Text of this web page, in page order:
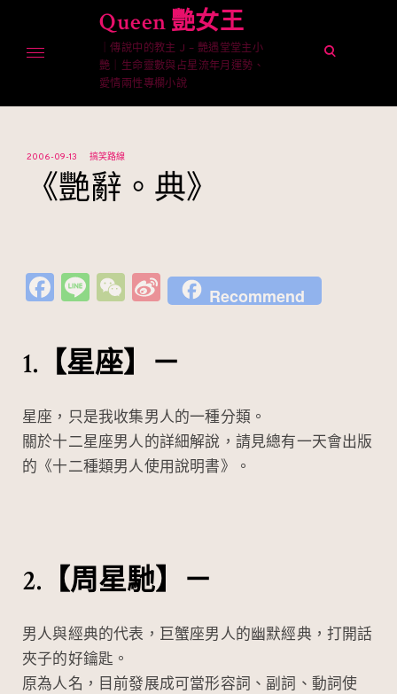
content
Queen 艷女王
｜傳說中的教主 J – 艷遇堂堂主小
艷｜生命靈數與占星流年月運勢、
愛情兩性專欄小說
open
2006-09-13 搞笑路線
《艷辭。典》
Fa
e
b
o
o
k
Li
e
W
C
h
at
Si
n
W
ei
b
o
Recommend
1.【星座】－
星座，只是我收集男人的一種分類。
關於十二星座男人的詳細解說，請見總有一天會出版
的《十二種類男人使用說明書》。
2.【周星馳】－
男人與經典的代表，巨蟹座男人的幽默經典，打開話
夾子的好鑰匙。
原為人名，目前發展成可當形容詞、副詞、動詞使